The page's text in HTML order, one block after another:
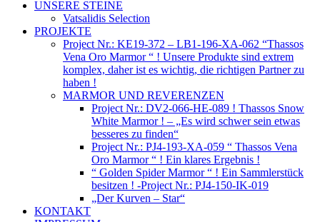
UNSERE STEINE
Vatsalidis Selection
PROJEKTE
Project Nr.: KE19-372 – LB1-196-XA-062 “Thassos
Vena Oro Marmor “ ! Unsere Produkte sind extrem
komplex, daher ist es wichtig, die richtigen Partner zu
haben !
MARMOR UND REVERENZEN
Project Nr.: DV2-066-HE-089 ! Thassos Snow
White Marmor ! – „Es wird schwer sein etwas
besseres zu finden“
Project Nr.: PJ4-193-XA-059 “ Thassos Vena
Oro Marmor “ ! Ein klares Ergebnis !
“ Golden Spider Marmor “ ! Ein Sammlerstück
besitzen ! -Project Nr.: PJ4-150-IK-019
„Der Kurven – Star“
KONTAKT